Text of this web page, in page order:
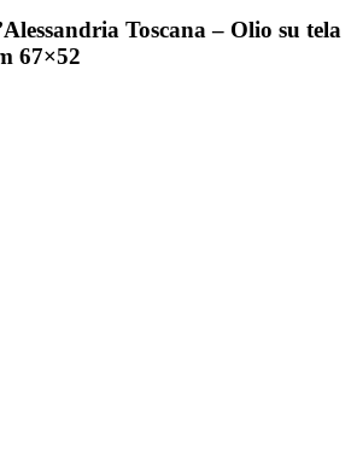
Toscana – Olio su tela
67×52